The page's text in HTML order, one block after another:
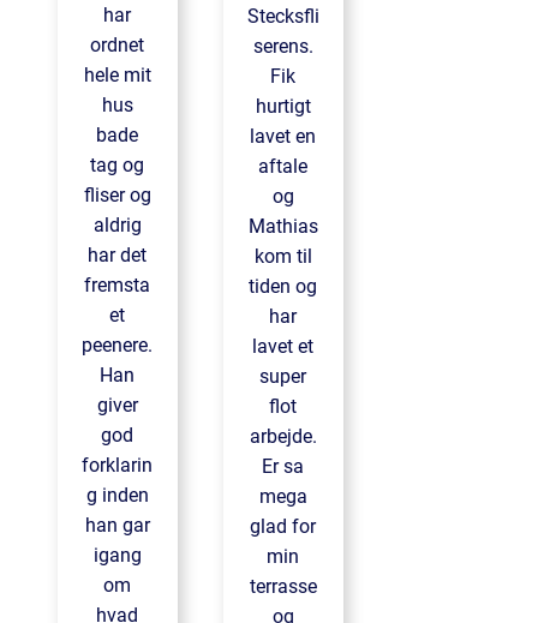
har
ordnet
hele mit
hus
bade
tag og
fliser og
aldrig
har det
fremsta
et
peenere.
Han
giver
god
forklarin
g inden
han gar
igang
om
hvad
Stecksfli
serens.
Fik
hurtigt
lavet en
aftale
og
Mathias
kom til
tiden og
har
lavet et
super
flot
arbejde.
Er sa
mega
glad for
min
terrasse
og